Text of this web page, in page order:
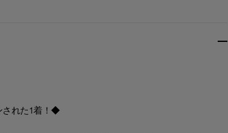
された1着！◆